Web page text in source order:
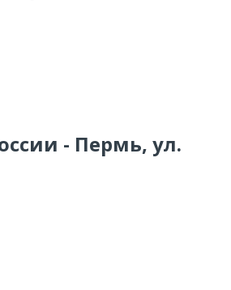
- Пермь, ул.